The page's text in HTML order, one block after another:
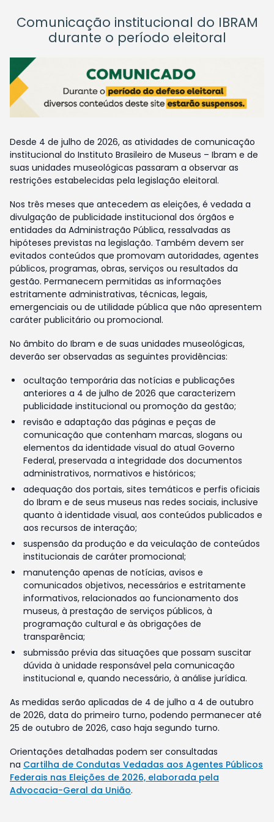
Comunicação institucional do IBRAM
durante o período eleitoral
Desde 4 de julho de 2026, as atividades de comunicação
institucional do Instituto Brasileiro de Museus – Ibram e de
suas unidades museológicas passaram a observar as
restrições estabelecidas pela legislação eleitoral.
Nos três meses que antecedem as eleições, é vedada a
divulgação de publicidade institucional dos órgãos e
entidades da Administração Pública, ressalvadas as
hipóteses previstas na legislação. Também devem ser
evitados conteúdos que promovam autoridades, agentes
públicos, programas, obras, serviços ou resultados da
gestão. Permanecem permitidas as informações
estritamente administrativas, técnicas, legais,
emergenciais ou de utilidade pública que não apresentem
caráter publicitário ou promocional.
No âmbito do Ibram e de suas unidades museológicas,
deverão ser observadas as seguintes providências:
ocultação temporária das notícias e publicações
anteriores a 4 de julho de 2026 que caracterizem
publicidade institucional ou promoção da gestão;
revisão e adaptação das páginas e peças de
comunicação que contenham marcas, slogans ou
elementos da identidade visual do atual Governo
Federal, preservada a integridade dos documentos
administrativos, normativos e históricos;
adequação dos portais, sites temáticos e perfis oficiais
do Ibram e de seus museus nas redes sociais, inclusive
quanto à identidade visual, aos conteúdos publicados e
aos recursos de interação;
suspensão da produção e da veiculação de conteúdos
institucionais de caráter promocional;
manutenção apenas de notícias, avisos e
comunicados objetivos, necessários e estritamente
informativos, relacionados ao funcionamento dos
museus, à prestação de serviços públicos, à
programação cultural e às obrigações de
transparência;
submissão prévia das situações que possam suscitar
dúvida à unidade responsável pela comunicação
institucional e, quando necessário, à análise jurídica.
As medidas serão aplicadas de 4 de julho a 4 de outubro
de 2026, data do primeiro turno, podendo permanecer até
25 de outubro de 2026, caso haja segundo turno.
Orientações detalhadas podem ser consultadas
na Cartilha de Condutas Vedadas aos Agentes Públicos
Federais nas Eleições de 2026, elaborada pela
Advocacia-Geral da União.